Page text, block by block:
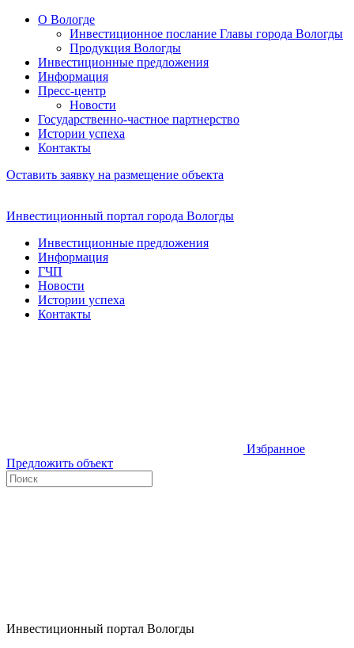
О Вологде
Инвестиционное послание Главы города Вологды
Продукция Вологды
Инвестиционные предложения
Информация
Пресс-центр
Новости
Государственно-частное партнерство
Истории успеха
Контакты
Оставить заявку на размещение объекта
Инвестиционный портал города Вологды
Инвестиционные предложения
Информация
ГЧП
Новости
Истории успеха
Контакты
Избранное
Предложить объект
Инвестиционный портал Вологды